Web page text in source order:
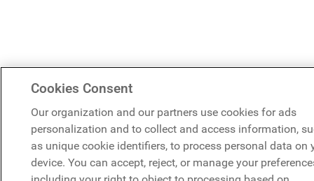
Cookies Consent
Our organization and our partners use cookies for ads
personalization and to collect and access information,
as unique cookie identifiers, to process personal data on
device. You can accept, reject, or manage your